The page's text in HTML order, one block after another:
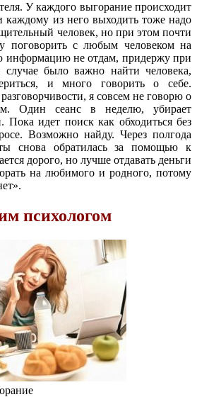
У каждого выгорание происходит
из него выходить тоже надо
человек, но при этом почти
поговорить с любым человеком на
информацию не отдам, придержу при
было важно найти человека,
и много говорить о себе.
я совсем не говорю о
Один сеанс в неделю, убирает
Пока идет поиск как обходиться без
Возможно найду. Через полгода
снова обратилась за помощью к
дорого, но лучше отдавать деньги
на любимого и родного, потому
психологом